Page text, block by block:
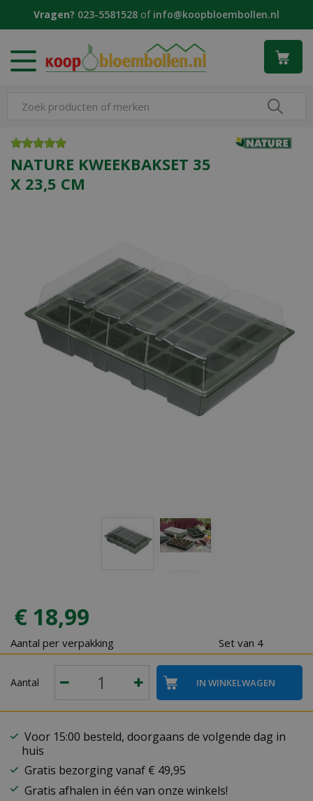
Vragen? 023-5581528 of info@koopbloembollen.nl
NATURE KWEEKBAKSET 35
X 23,5 CM
€ 18,99
Aantal per verpakking Set van 4
Aantal
Voor 15:00 besteld, doorgaans de volgende dag in
huis
Gratis bezorging vanaf € 49,95
Gratis afhalen in één van onze winkels!